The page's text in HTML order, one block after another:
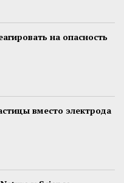
на опасность
вместо электрода